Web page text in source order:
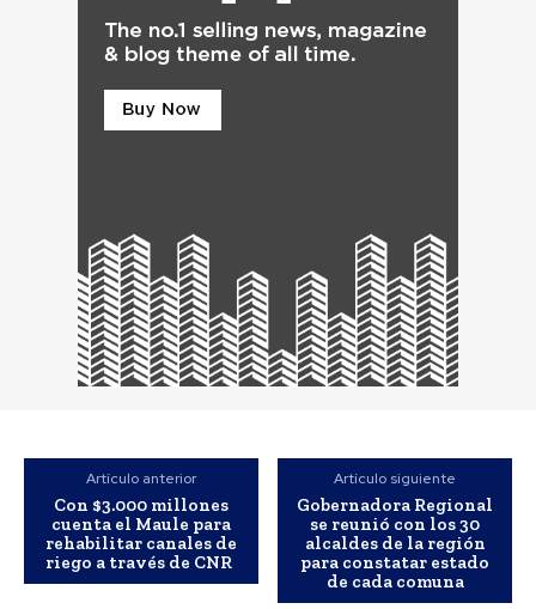
Artículo anterior
Con $3.000 millones
cuenta el Maule para
rehabilitar canales de
riego a través de CNR
Artículo siguiente
Gobernadora Regional
se reunió con los 30
alcaldes de la región
para constatar estado
de cada comuna